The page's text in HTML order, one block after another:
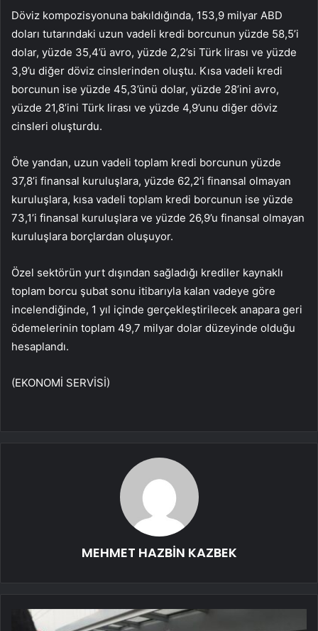
Döviz kompozisyonuna bakıldığında, 153,9 milyar ABD
doları tutarındaki uzun vadeli kredi borcunun yüzde 58,5’i
dolar, yüzde 35,4’ü avro, yüzde 2,2’si Türk lirası ve yüzde
3,9’u diğer döviz cinslerinden oluştu. Kısa vadeli kredi
borcunun ise yüzde 45,3’ünü dolar, yüzde 28’ini avro,
yüzde 21,8’ini Türk lirası ve yüzde 4,9’unu diğer döviz
cinsleri oluşturdu.
Öte yandan, uzun vadeli toplam kredi borcunun yüzde
37,8’i finansal kuruluşlara, yüzde 62,2’i finansal olmayan
kuruluşlara, kısa vadeli toplam kredi borcunun ise yüzde
73,1’i finansal kuruluşlara ve yüzde 26,9’u finansal olmayan
kuruluşlara borçlardan oluşuyor.
Özel sektörün yurt dışından sağladığı krediler kaynaklı
toplam borcu şubat sonu itibarıyla kalan vadeye göre
incelendiğinde, 1 yıl içinde gerçekleştirilecek anapara geri
ödemelerinin toplam 49,7 milyar dolar düzeyinde olduğu
hesaplandı.
(EKONOMİ SERVİSİ)
MEHMET HAZBİN KAZBEK